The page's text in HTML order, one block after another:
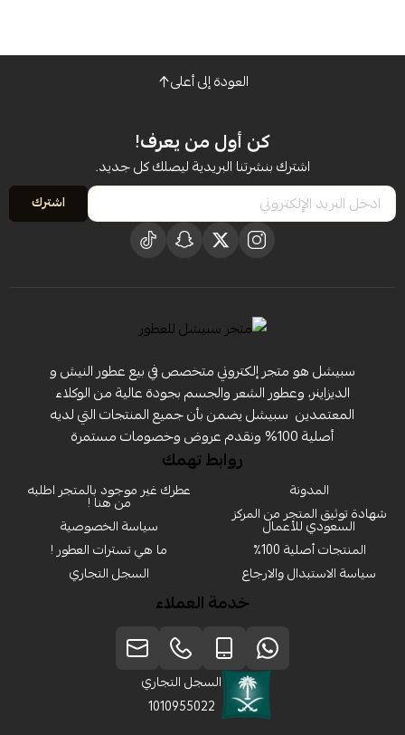
العودة إلى أعلى
كن أول من يعرف!
اشترك بنشرتنا البريدية ليصلك كل جديد.
اشترك
سبيشل هو متجر إلكتروني متخصص في بيع عطور النيش و
الديزاينر، وعطور الشعر والجسم بجودة عالية من الوكلاء
المعتمدين ‏ سبيشل يضمن بأن جميع المنتجات التي لديه
أصلية 100% ونقدم عروض وخصومات مستمرة
روابط تهمك
المدونة
شهادة توثيق المتجر من المركز
السعودي للأعمال
المنتجات أصلية 100٪
سياسة الاستبدال والارجاع
عطرك غير موجود بالمتجر اطلبه
من هنا !
سياسة الخصوصية
ما هي تسترات العطور !
السجل التجاري
خدمة العملاء
السجل التجاري
1010955022